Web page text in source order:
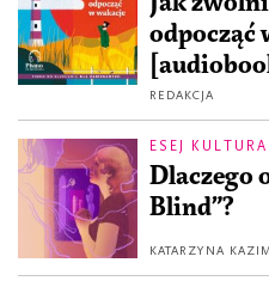
odpocząć
REDAKCJA
ESEJ KULTURA
Dlaczego
Blind”?
KATARZYNA